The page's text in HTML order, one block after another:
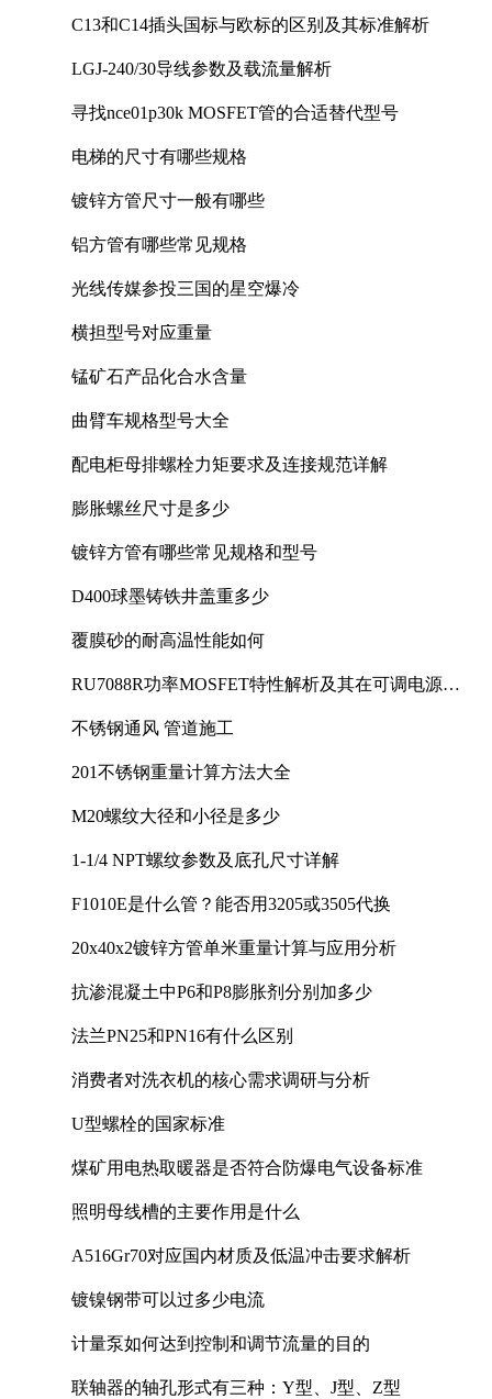
C13和C14插头国标与欧标的区别及其标准解析
LGJ-240/30导线参数及载流量解析
寻找nce01p30k MOSFET管的合适替代型号
电梯的尺寸有哪些规格
镀锌方管尺寸一般有哪些
铝方管有哪些常见规格
光线传媒参投三国的星空爆冷
横担型号对应重量
锰矿石产品化合水含量
曲臂车规格型号大全
配电柜母排螺栓力矩要求及连接规范详解
膨胀螺丝尺寸是多少
镀锌方管有哪些常见规格和型号
D400球墨铸铁井盖重多少
覆膜砂的耐高温性能如何
RU7088R功率MOSFET特性解析及其在可调电源设
不锈钢通风 管道施工
201不锈钢重量计算方法大全
M20螺纹大径和小径是多少
1-1/4 NPT螺纹参数及底孔尺寸详解
F1010E是什么管？能否用3205或3505代换
20x40x2镀锌方管单米重量计算与应用分析
抗渗混凝土中P6和P8膨胀剂分别加多少
法兰PN25和PN16有什么区别
消费者对洗衣机的核心需求调研与分析
U型螺栓的国家标准
煤矿用电热取暖器是否符合防爆电气设备标准
照明母线槽的主要作用是什么
A516Gr70对应国内材质及低温冲击要求解析
镀镍钢带可以过多少电流
计量泵如何达到控制和调节流量的目的
联轴器的轴孔形式有三种：Y型、J型、Z型